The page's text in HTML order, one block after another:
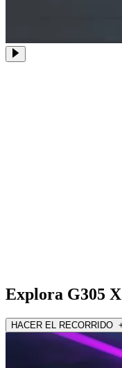
Explora G305
HACER EL RECORRIDO